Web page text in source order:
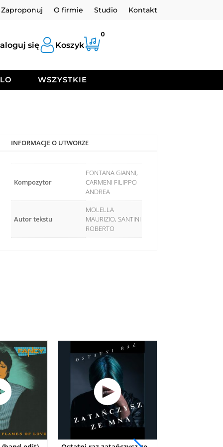
Zaproponuj O firmie Studio Kontakt
się Koszyk
0
WSZYSTKIE
INFORMACJE O UTWORZE
Kompozytor
FONTANA GIANNI,
CARMENI FILIPPO
ANDREA
Autor tekstu
MOLELLA
MAURIZIO, SANTINI
ROBERTO